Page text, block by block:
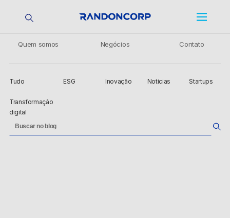
Quem somos Negócios Contato
Tudo ESG Inovação Noticias Startups
Transformação
digital